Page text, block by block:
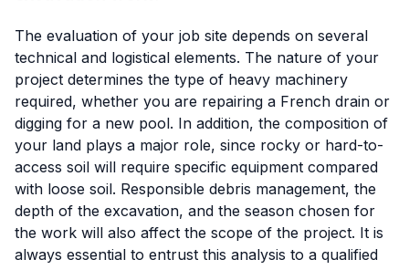
The evaluation of your job site depends on several
technical and logistical elements. The nature of your
project determines the type of heavy machinery
required, whether you are repairing a French drain or
digging for a new pool. In addition, the composition of
your land plays a major role, since rocky or hard-to-
access soil will require specific equipment compared
with loose soil. Responsible debris management, the
depth of the excavation, and the season chosen for
the work will also affect the scope of the project. It is
always essential to entrust this analysis to a qualified